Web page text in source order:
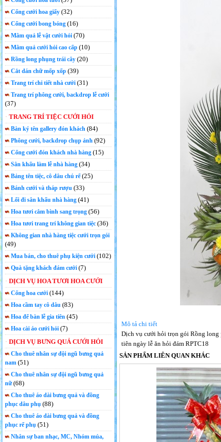
Cổng cưới hoa giấy (32)
Cổng cưới bong bóng (16)
Mâm quả lễ vật cưới hỏi (70)
Mâm quả cưới hỏi cao cấp (10)
Rồng long phụng trái cây (20)
Cắt dán chữ mốp xốp (39)
Trang trí chi tiết nhà cưới (31)
Trang trí phông cưới, backdrop lễ cưới
(37)
TRANG TRÍ TIỆC CƯỚI HỎI
Bàn ký tên gallery đón khách (84)
Phông cưới, backdrop chụp ảnh (92)
Cổng cưới đón khách nhà hàng (15)
Sân khấu làm lễ nhà hàng (34)
Bảng tên tiệc, cô dâu chú rể(25)
Bánh cưới và tháp rượu (33)
Lối đi sân khấu nhà hàng (41)
Hoa tươi cắm bình sang trọng (56)
Hoa tươi trang trí không gian tiệc (36)
Không gian nhà hàng tiệc cưới trọn gói
(49)
Mua bán, cho thuê phụ kiện cưới (102)
Quà tặng khách đám cưới (7)
DỊCH VỤ HOA TƯƠI HOA CƯỚI
Cổng hoa cưới (144)
Hoa cầm tay cô dâu(83)
Hoa để bàn lễ gia tiên (45)
Hoa cài áo cưới hỏi (7)
DỊCH VỤ BƯNG QUẢ CƯỚI HỎI
Cho thuê nhân sự đội ngũ bưng quả
nam (51)
Cho thuê nhân sự đội ngũ bưng quả
nữ(68)
Cho thuê áo dài bưng quả và đồng
phục dâu phụ (88)
Cho thuê áo dài bưng quả và đồng
phục rể phụ (51)
Nhân sự ban nhạc, MC, Nhóm múa,
Mô tả chi tiết
Dịch vụ cưới hỏi trọn gói Rồng long
tiên ngày lễ ăn hỏi đám RPTC18
SẢN PHẨM LIÊN QUAN KHÁC